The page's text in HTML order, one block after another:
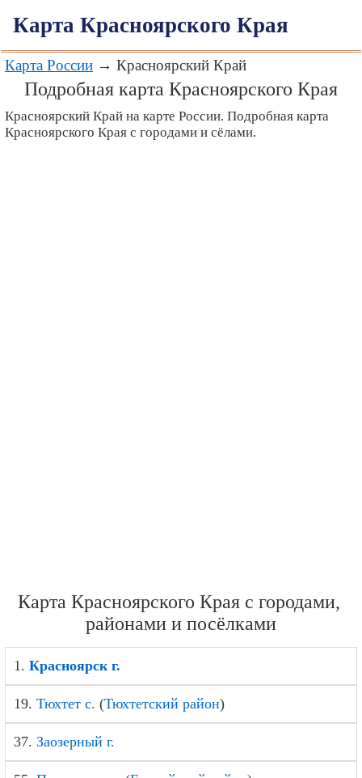
Карта Красноярского Края
Карта России → Красноярский Край
Подробная карта Красноярского Края
Красноярский Край на карте России. Подробная карта
Красноярского Края с городами и сёлами.
Карта Красноярского Края с городами,
районами и посёлками
1. Красноярск г.
19. Тюхтет с. (Тюхтетский район)
37. Заозерный г.